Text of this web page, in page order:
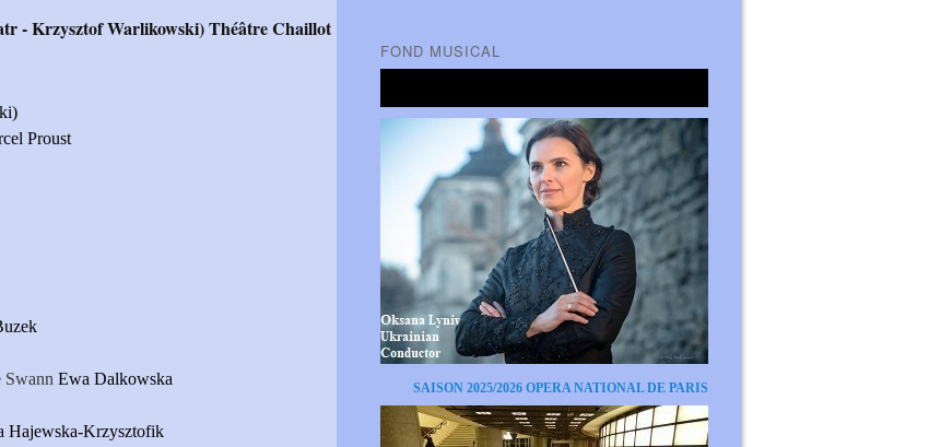
- Krzysztof Warlikowski) Théâtre Chaillot
Proust
Swann Ewa Dalkowska
Hajewska-Krzysztofik
FOND MUSICAL
SAISON 2025/2026 OPERA NATIONAL DE PARIS